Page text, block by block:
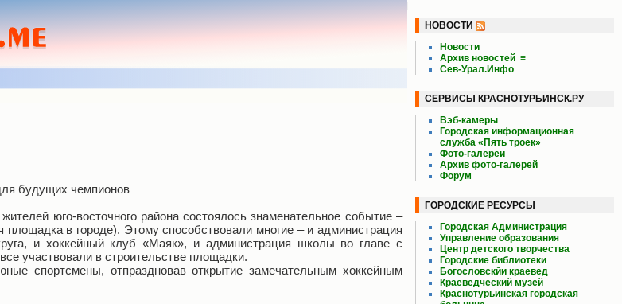
будущих чемпионов
юго-восточного района состоялось знаменательное событие –
в городе). Этому способствовали многие – и администрация
и хоккейный клуб «Маяк», и администрация школы во главе с
участвовали в строительстве площадки.
спортсмены, отпраздновав открытие замечательным хоккейным
НОВОСТИ
Новости
Архив новостей ≡
Сев-Урал.Инфо
СЕРВИСЫ КРАСНОТУРЬИНСК.РУ
Вэб-камеры
Городская информационная
служба «Пять троек»
Фото-галереи
Архив фото-галерей
Форум
ГОРОДСКИЕ РЕСУРСЫ
Городская Администрация
Управление образования
Центр детского творчества
Городские библиотеки
Богословскйи краевед
Краеведческий музей
Краснотурьинская городская